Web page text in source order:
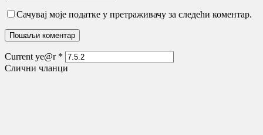
Сачувај моје податке у претраживачу за следећи коментар.
Current ye@r *
Слични чланци